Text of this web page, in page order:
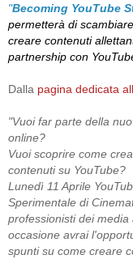
"Becoming YouTube
permetterà di
creare contenuti
partnership con
Dalla pagina dedicata
"Vuoi far parte della
online?
Vuoi scoprire come
contenuti su YouTube?
Lunedì 11 Aprile
Sperimentale di
professionisti dei media
occasione avrai
spunti su come creare